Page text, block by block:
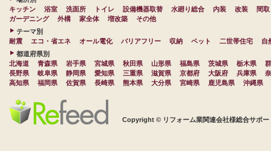
キッチン
浴室 洗面所 トイレ 設備機器取替 水廻り総合 内装 改装
間
ガーデニング
外構 家全体 増改築
その他
テーマ別
耐震
エコ・省エネ オール電化 バリアフリー 収納 ペット 二世帯住宅
自
都道府県別
北海道
青森県 岩手県 宮城県 秋田県 山形県 福島県 茨城県 栃木県
長野県
岐阜県 静岡県 愛知県 三重県 滋賀県 京都府 大阪府 兵庫県
高知県
福岡県 佐賀県 長崎県 熊本県 大分県 宮崎県 鹿児島県 沖縄県
Copyright © リフォーム業関連会社様総合サポ